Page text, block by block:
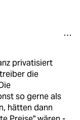
privatisiert
die
so gerne als
hätten dann